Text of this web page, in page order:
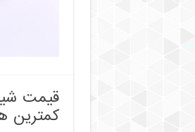
قیمت
کمترین